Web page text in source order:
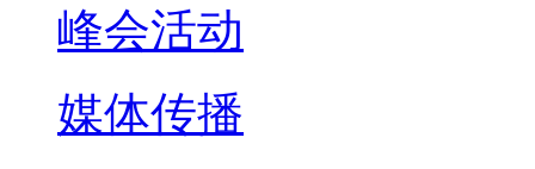
峰会活动
媒体传播